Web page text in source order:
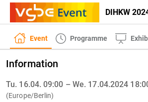
DIHKW
Event Programme
Information
Tu. 16.04. 09:00 – We. 17.04.2024
(Europe/Berlin)